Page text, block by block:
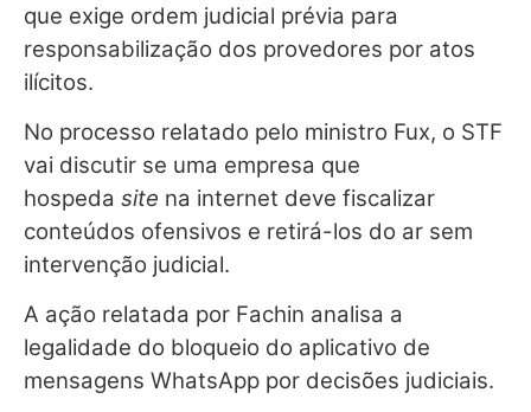
que exige ordem judicial prévia para
responsabilização dos provedores por atos
ilícitos.
No processo relatado pelo ministro Fux, o STF
vai discutir se uma empresa que
hospeda site na internet deve fiscalizar
conteúdos ofensivos e retirá-los do ar sem
intervenção judicial.
A ação relatada por Fachin analisa a
legalidade do bloqueio do aplicativo de
mensagens WhatsApp por decisões judiciais.